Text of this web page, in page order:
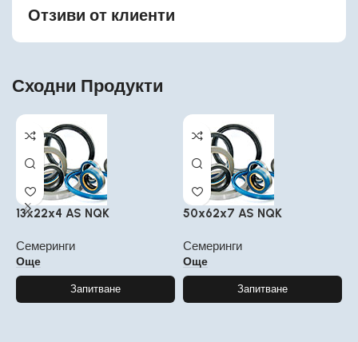
Отзиви от клиенти
Сходни Продукти
13x22x4 AS NQK
Семеринги
Още
Запитване
50x62x7 AS NQK
Семеринги
Още
Запитване